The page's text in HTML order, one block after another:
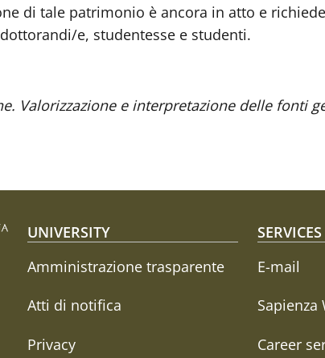
di tale patrimonio è ancora in atto e
e, studentesse e studenti.
Valorizzazione e interpretazione delle fonti
Footer menu
UNIVERSITY
Amministrazione trasparente
Atti di notifica
Privacy
SERVICES
E-mail
Sapienza
Career